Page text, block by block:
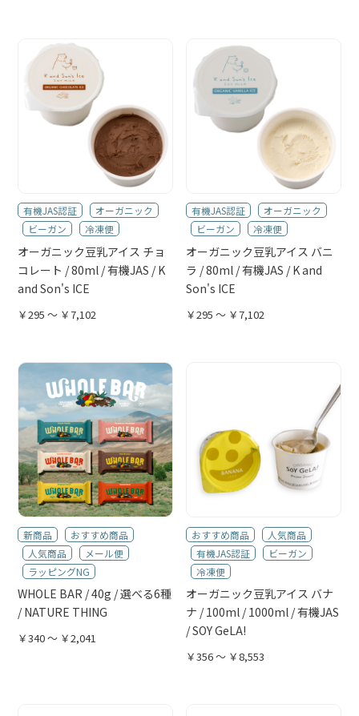
有機JAS認証
オーガニック
ビーガン
冷凍便
オーガニック豆乳アイス チョ
コレート / 80ml / 有機JAS / K
and Son's ICE
￥295 ～ ￥7,102
有機JAS認証
オーガニック
ビーガン
冷凍便
オーガニック豆乳アイス バニ
ラ / 80ml / 有機JAS / K and
Son's ICE
￥295 ～ ￥7,102
新商品
おすすめ商品
人気商品
メール便
ラッピングNG
WHOLE BAR / 40g / 選べる6種
/ NATURE THING
￥340 ～ ￥2,041
おすすめ商品
人気商品
有機JAS認証
ビーガン
冷凍便
オーガニック豆乳アイス バナ
ナ / 100ml / 1000ml / 有機JAS
/ SOY GeLA!
￥356 ～ ￥8,553